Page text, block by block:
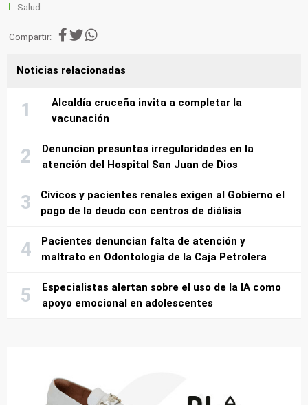
Salud
Compartir:
Noticias relacionadas
Alcaldía cruceña invita a completar la
vacunación
Denuncian presuntas irregularidades en la
atención del Hospital San Juan de Dios
Cívicos y pacientes renales exigen al Gobierno el
pago de la deuda con centros de diálisis
Pacientes denuncian falta de atención y
maltrato en Odontología de la Caja Petrolera
Especialistas alertan sobre el uso de la IA como
apoyo emocional en adolescentes